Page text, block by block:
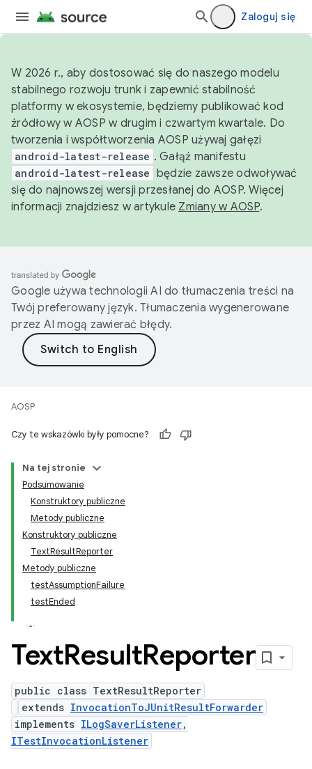
Zaloguj się
W 2026 r., aby dostosować się do naszego modelu
stabilnego rozwoju trunk i zapewnić stabilność
platformy w ekosystemie, będziemy publikować kod
źródłowy w AOSP w drugim i czwartym kwartale. Do
tworzenia i współtworzenia AOSP używaj gałęzi
android-latest-release . Gałąź manifestu
android-latest-release będzie zawsze odwoływać
się do najnowszej wersji przesłanej do AOSP. Więcej
informacji znajdziesz w artykule Zmiany w AOSP.
Google używa technologii AI do tłumaczenia treści na
Twój preferowany język. Tłumaczenia wygenerowane
przez AI mogą zawierać błędy.
AOSP
Czy te wskazówki były pomocne?
Na tej stronie
Podsumowanie
Konstruktory publiczne
Metody publiczne
Konstruktory publiczne
TextResultReporter
Metody publiczne
testAssumptionFailure
testEnded
TextResultReporter
public class TextResultReporter
extends InvocationToJUnitResultForwarder
implements ILogSaverListener,
ITestInvocationListener